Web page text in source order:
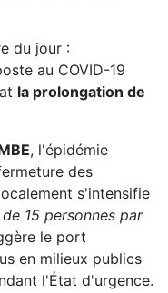
du jour :
au COVID-19
la prolongation de
, l'épidémie
des
s'intensifie
15 personnes par
le port
en milieux publics
l'État d'urgence.